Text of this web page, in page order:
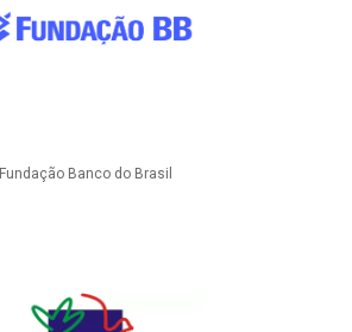
Fundação Banco do Brasil